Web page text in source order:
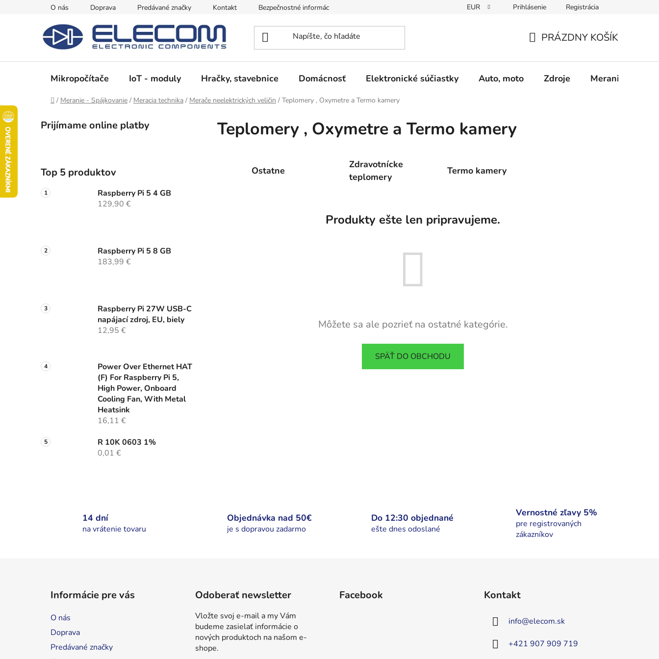
O nás Doprava Predávané značky Kontakt Bezpečnostné informácie Obchodné podmienky Podmienky ochrany osobných údajov
EUR Prihlásenie Registrácia
KOŠÍK
PRÁZDNY KOŠÍK
Mikropočítače IoT - moduly Hračky, stavebnice Domácnosť Elektronické súčiastky Auto, moto Zdroje Meranie -
Domov
/ Meranie - Spájkovanie / Meracia technika / Merače neelektrických veličin / Teplomery , Oxymetre a Termo kamery
o
ý
p
a
Prijímame online platby
Top 5 produktov
Raspberry Pi 5 4 GB
129,90 €
Raspberry Pi 5 8 GB
183,99 €
Raspberry Pi 27W USB-C
napájací zdroj, EU, biely
12,95 €
Power Over Ethernet HAT
(F) For Raspberry Pi 5,
High Power, Onboard
Cooling Fan, With Metal
Heatsink
16,11 €
R 10K 0603 1%
0,01 €
Teplomery , Oxymetre a Termo kamery
Ostatne
Zdravotnícke
teplomery
Termo kamery
Produkty ešte len pripravujeme.
Môžete sa ale pozrieť na ostatné kategórie.
SPÄŤ DO OBCHODU
14 dní
na vrátenie tovaru
Objednávka nad 50€
je s dopravou zadarmo
Do 12:30 objednané
ešte dnes odoslané
Vernostné zľavy 5%
pre registrovaných
zákazníkov
Informácie pre vás
O nás
Doprava
Predávané značky
Odoberať newsletter
Vložte svoj e-mail a my Vám
budeme zasielať informácie o
nových produktoch na našom e-
shope.
Facebook Kontakt
info@elecom.sk
+421 907 909 719